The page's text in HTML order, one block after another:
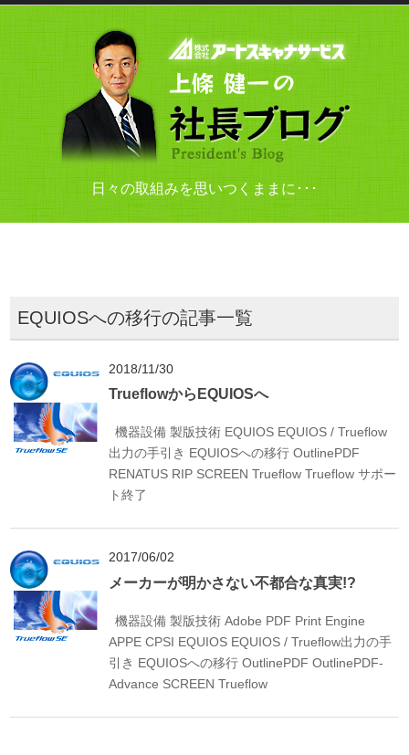
日々の取組みを思いつくままに･･･
EQUIOSへの移行の記事一覧
2018/11/30
TrueflowからEQUIOSへ
機器設備 製版技術 EQUIOS EQUIOS / Trueflow
出力の手引き EQUIOSへの移行 OutlinePDF
RENATUS RIP SCREEN Trueflow Trueflow サポー
ト終了
2017/06/02
メーカーが明かさない不都合な真実!?
機器設備 製版技術 Adobe PDF Print Engine
APPE CPSI EQUIOS EQUIOS / Trueflow出力の手
引き EQUIOSへの移行 OutlinePDF OutlinePDF-
Advance SCREEN Trueflow